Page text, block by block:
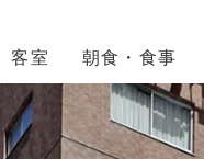
客室
朝食・食事